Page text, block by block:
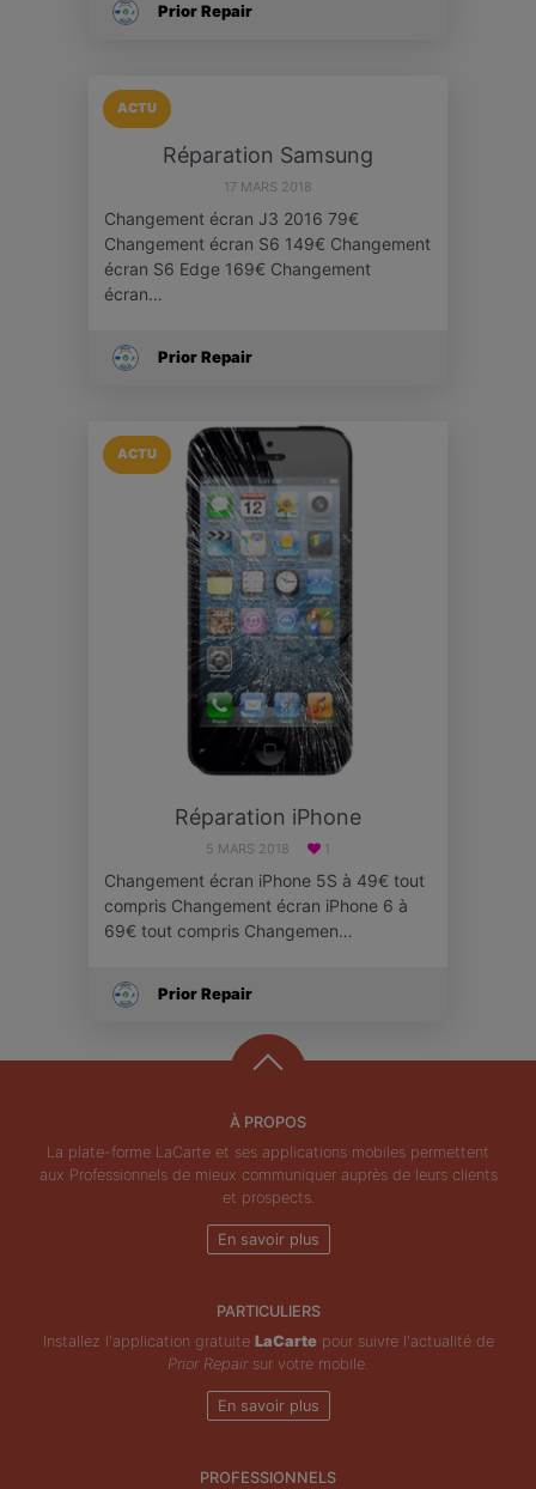
Prior Repair
ACTU
Réparation Samsung
17 MARS 2018
Changement écran J3 2016 79€
Changement écran S6 149€ Changement
écran S6 Edge 169€ Changement
écran…
Prior Repair
ACTU
Réparation iPhone
5 MARS 2018 1
Changement écran iPhone 5S à 49€ tout
compris Changement écran iPhone 6 à
69€ tout compris Changemen…
Prior Repair
À PROPOS
La plate-forme LaCarte et ses applications mobiles permettent
aux Professionnels de mieux communiquer auprès de leurs clients
et prospects.
En savoir plus
PARTICULIERS
Installez l'application gratuite LaCartepour suivre l'actualité de
Prior Repairsur votre mobile.
En savoir plus
PROFESSIONNELS